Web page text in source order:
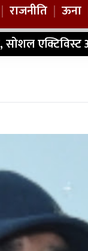
| राजनीति | ऊना
एक्टिविस्ट